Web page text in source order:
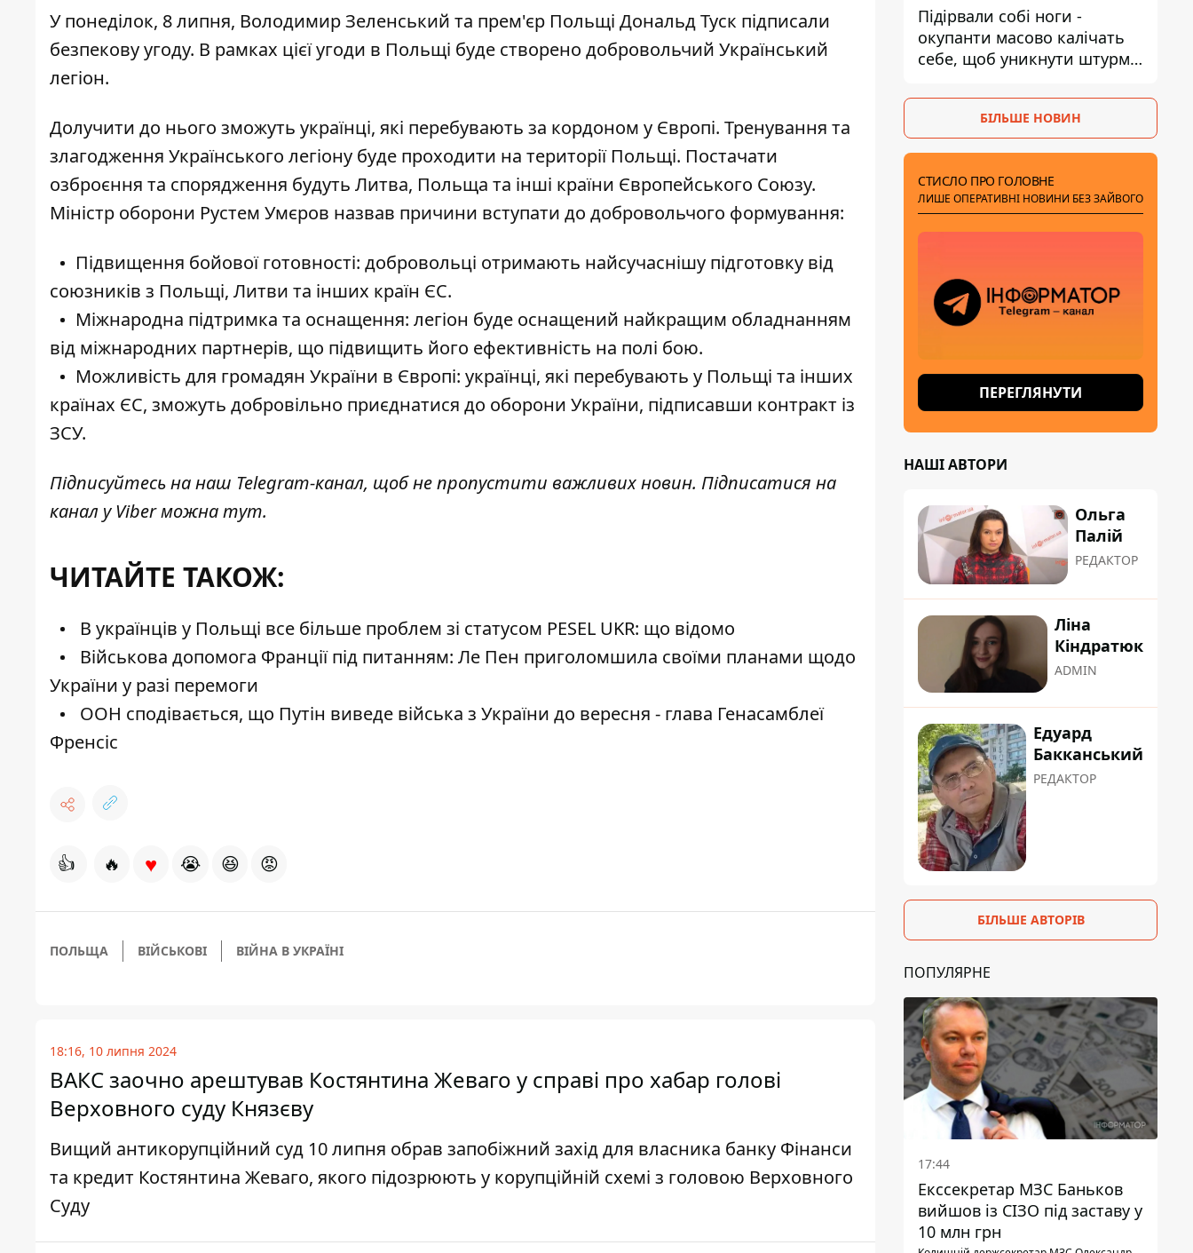
У понеділок, 8 липня, Володимир Зеленський та прем'єр Польщі Дональд Туск підписали
безпекову угоду. В рамках цієї угоди в Польщі буде створено добровольчий Український
легіон.
Долучити до нього зможуть українці, які перебувають за кордоном у Європі. Тренування та
злагодження Українського легіону буде проходити на території Польщі. Постачати
озброєння та спорядження будуть Литва, Польща та інші країни Європейського Союзу.
Міністр оборони Рустем Умєров назвав причини вступати до добровольчого формування:
Підвищення бойової готовності: добровольці отримають найсучаснішу підготовку від
союзників з Польщі, Литви та інших країн ЄС.
Міжнародна підтримка та оснащення: легіон буде оснащений найкращим обладнанням
від міжнародних партнерів, що підвищить його ефективність на полі бою.
Можливість для громадян України в Європі: українці, які перебувають у Польщі та інших
країнах ЄС, зможуть добровільно приєднатися до оборони України, підписавши контракт із
ЗСУ.
Підписуйтесь на наш Telegram-канал, щоб не пропустити важливих новин. Підписатися на
канал у Viber можнатут.
ЧИТАЙТЕ ТАКОЖ:
В українців у Польщі все більше проблем зі статусом PESEL UKR: що відомо
Військова допомога Франції під питанням: Ле Пен приголомшила своїми планами щодо
України у разі перемоги
ООН сподівається, що Путін виведе війська з України до вересня - глава Генасамблеї
Френсіс
👍 🔥 ♥ 😭 😆 😡
ПОЛЬЩА ВІЙСЬКОВІ ВІЙНА В УКРАЇНІ
18:16, 10 липня 2024
ВАКС заочно арештував Костянтина Жеваго у справі про хабар голові
Верховного суду Князєву
Вищий антикорупційний суд 10 липня обрав запобіжний захід для власника банку Фінанси
та кредит Костянтина Жеваго, якого підозрюють у корупційній схемі з головою Верховного
Суду
Підірвали собі ноги -
окупанти масово калічать
себе, щоб уникнути штурмів
БІЛЬШЕ НОВИН
СТИСЛО ПРО ГОЛОВНЕ
ЛИШЕ ОПЕРАТИВНІ НОВИНИ БЕЗ ЗАЙВОГО
ПЕРЕГЛЯНУТИ
НАШІ АВТОРИ
Ольга
Палій
РЕДАКТОР
Ліна
Кіндратюк
ADMIN
Едуард
Бакканський
РЕДАКТОР
БІЛЬШЕ АВТОРІВ
ПОПУЛЯРНЕ
17:44
Екссекретар МЗС Баньков
вийшов із СІЗО під заставу у
10 млн грн